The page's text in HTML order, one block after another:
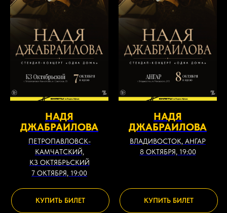
НАДЯ
ДЖАБРАИЛОВА
ПЕТРОПАВЛОВСК-
КАМЧАТСКИЙ,
КЗ ОКТЯБРЬСКИЙ
7 ОКТЯБРЯ, 19:00
КУПИТЬ БИЛЕТ
НАДЯ
ДЖАБРАИЛОВА
ВЛАДИВОСТОК, АНГАР
8 ОКТЯБРЯ, 19:00
КУПИТЬ БИЛЕТ